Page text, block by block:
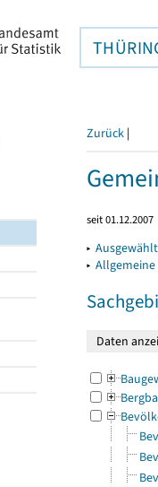
Zurück |
seit 01.12.2007
▸
▸